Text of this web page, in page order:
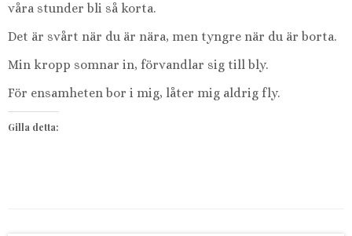
våra stunder bli så korta.
Det är svårt när du är nära, men tyngre när du är borta.
Min kropp somnar in, förvandlar sig till bly.
För ensamheten bor i mig, låter mig aldrig fly.
Gilla detta: